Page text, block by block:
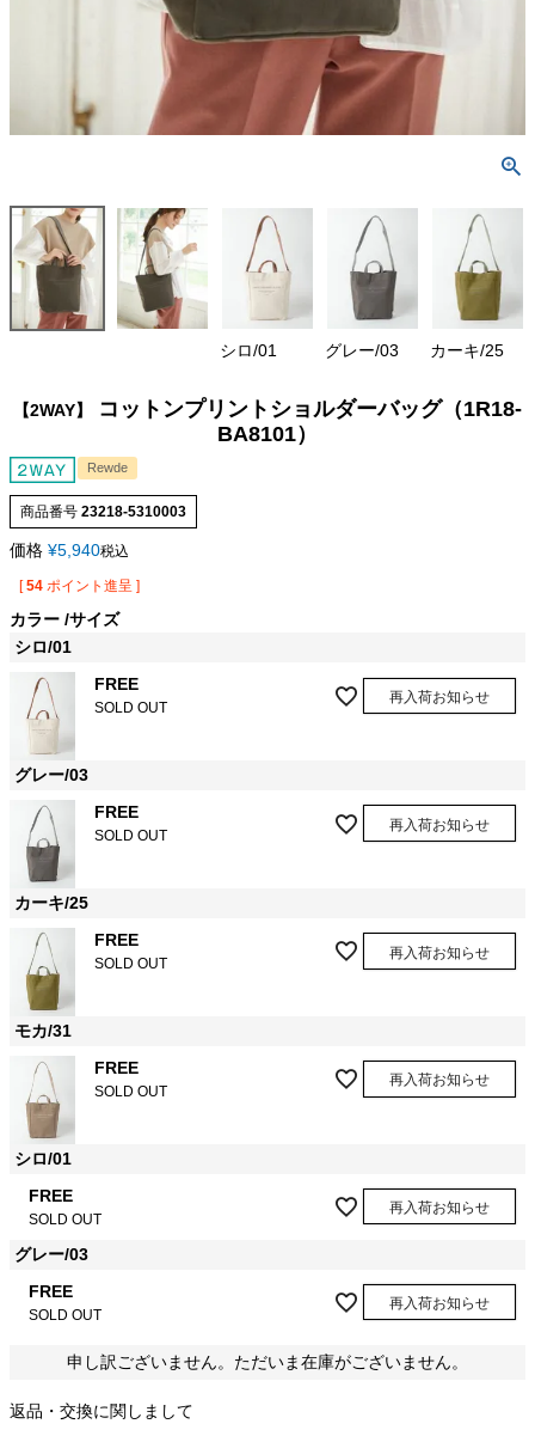
シロ/01 グレー/03 カーキ/25
【2WAY】
コットンプリントショルダーバッグ（1R18-
BA8101）
Rewde
商品番号 23218-5310003
価格 ¥5,940税込
[ 54 ポイント進呈 ]
カラー サイズ
シロ/01
FREE
SOLD OUT
再入荷お知らせ
グレー/03
FREE
SOLD OUT
再入荷お知らせ
カーキ/25
FREE
SOLD OUT
再入荷お知らせ
モカ/31
FREE
SOLD OUT
再入荷お知らせ
シロ/01
FREE
SOLD OUT
再入荷お知らせ
グレー/03
FREE
SOLD OUT
再入荷お知らせ
申し訳ございません。ただいま在庫がございません。
返品・交換に関しまして